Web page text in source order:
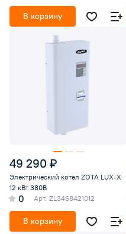
В корзину
49 290 ₽
Электрический котел ZOTA LUX-X
12 кВт 380В
0 Арт. ZL3468421012
В корзину